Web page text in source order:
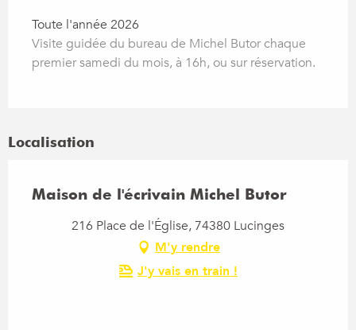
Toute l'année 2026
Visite guidée du bureau de Michel Butor chaque
premier samedi du mois, à 16h, ou sur réservation.
Localisation
Maison de l'écrivain Michel Butor
216 Place de l'Église, 74380 Lucinges
M'y rendre
J'y vais en train !